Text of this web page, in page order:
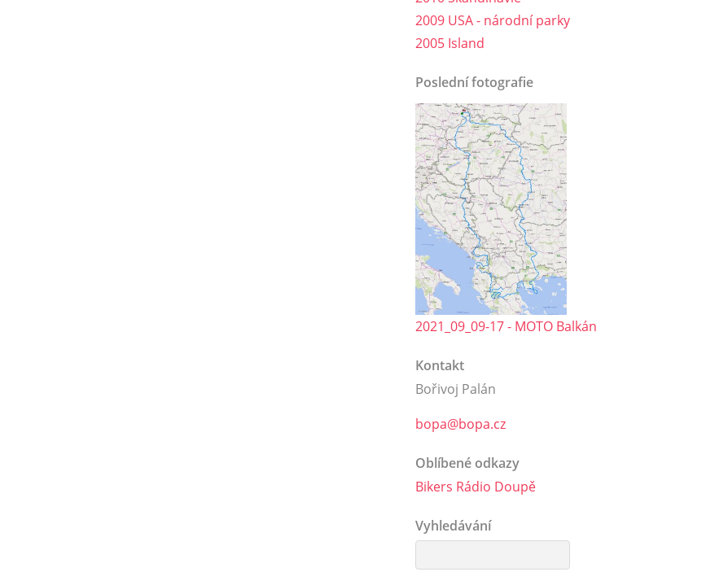
2009 USA - národní parky
2005 Island
Poslední fotografie
2021_09_09-17 - MOTO Balkán
Kontakt
Bořivoj Palán
bopa@bopa.cz
Oblíbené odkazy
Bikers Rádio Doupě
Vyhledávání